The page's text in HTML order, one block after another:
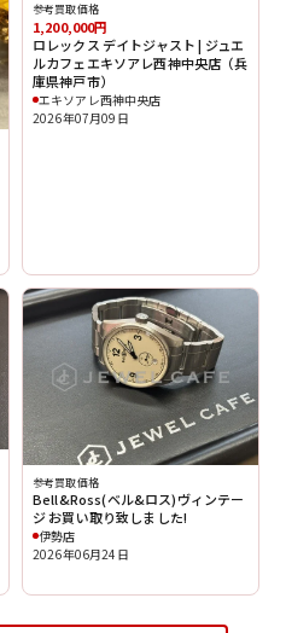
参考買取価格
1,200,000円
ロレックス デイトジャスト | ジュエ
ルカフェエキソアレ西神中央店（兵
庫県神戸市）
エキソアレ西神中央店
2026年07月09日
参考買取価格
Bell&Ross(ベル&ロス)ヴィンテー
ジ お買い取り致しました!
伊勢店
2026年06月24日